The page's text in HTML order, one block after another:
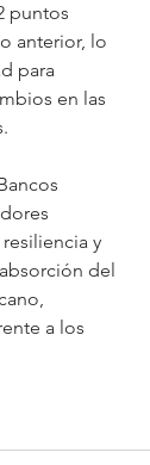
puntos
anterior, lo
para
en las
y
del
a los